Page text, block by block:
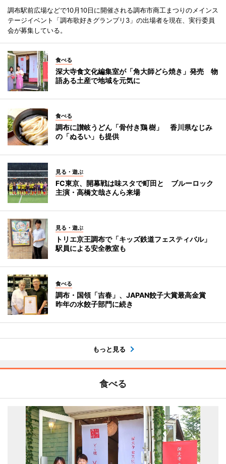
調布駅前広場などで10月10日に開催される調布市商工まつりのメインス
テージイベント「調布歌好きグランプリ3」の出場者を現在、実行委員
会が募集している。
食べる
深大寺食文化編集室が「角大師どら焼き」発売 物
語ある土産で地域を元気に
食べる
調布に讃岐うどん「骨付き鶏 樹」 香川県なじみ
の「ぬるい」も提供
見る・遊ぶ
FC東京、開幕戦は味スタで町田と ブルーロック
主演・高橋文哉さんら来場
見る・遊ぶ
トリエ京王調布で「キッズ鉄道フェスティバル」
駅員による安全教室も
食べる
調布・国領「吉春」、JAPAN餃子大賞最高金賞
昨年の水餃子部門に続き
もっと見る
食べる